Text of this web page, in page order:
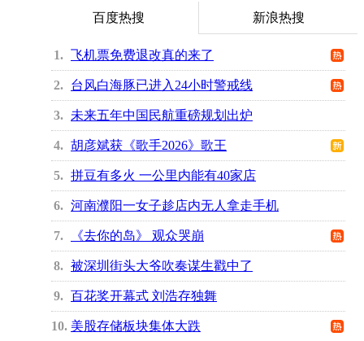
百度热搜 新浪热搜
1 飞机票免费退改真的来了
2 台风白海豚已进入24小时警戒线
3 未来五年中国民航重磅规划出炉
4 胡彦斌获《歌手2026》歌王
5 拼豆有多火 一公里内能有40家店
6 河南濮阳一女子趁店内无人拿走手机
7 《去你的岛》 观众哭崩
8 被深圳街头大爷吹奏谋生戳中了
9 百花奖开幕式 刘浩存独舞
10 美股存储板块集体大跌